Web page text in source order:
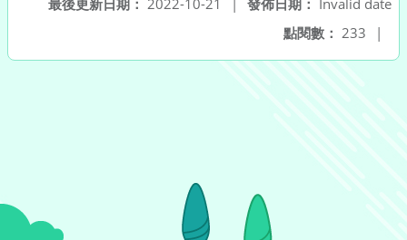
發佈日期： Invalid date
最後更新日期： 2022-10-21
|
點閱數： 233 |